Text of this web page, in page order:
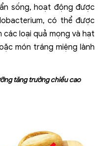
sống, hoạt động được
có thể được
các loại quả mọng và hạt
món tráng miệng lành
tăng trưởng chiều cao